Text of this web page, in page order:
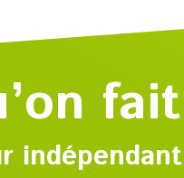
indépendant